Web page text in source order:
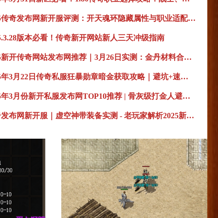
2025传奇发布网新开服评测：开天魂环隐藏属性与职业适配全解析
版本必看！传奇新开网站新人三天冲级指南
2025新开传奇网站发布网推荐｜3月26日实测：金丹材料合成终极装备必备
2025年3月22日传奇私服狂暴勋章暗金获取攻略｜避坑+速刷终极指南
2025年3月份新开私服发布网TOP10推荐 | 骨灰级打金人避坑实录
传奇发布网新开服｜虚空神带装备实测 - 老玩家解析2025新服套装属性